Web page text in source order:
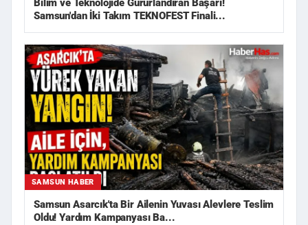
Bilim ve Teknolojide Gururlandıran Başarı!
Samsun'dan İki Takım TEKNOFEST Finali...
SAMSUN HABER
Samsun Asarcık'ta Bir Ailenin Yuvası Alevlere Teslim
Oldu! Yardım Kampanyası Ba...